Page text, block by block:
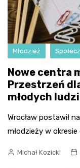
Młodzież
Nowe centra
Przestrzeń
młodych ludzi
Wrocław postawił
młodzieży w
Michał Kozicki